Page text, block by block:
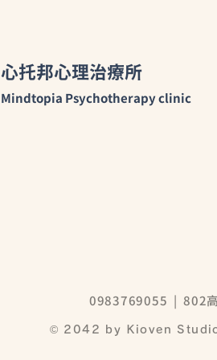
心托邦心理治療所
Mindtopia Psychotherapy clinic
0983769055 | 802
© 2042 by Kioven